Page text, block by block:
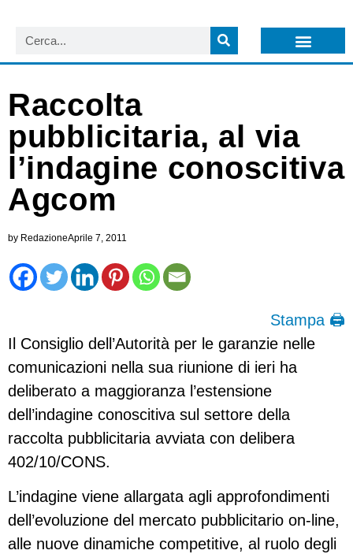
Raccolta
pubblicitaria, al via
l’indagine conoscitiva
Agcom
by RedazioneAprile 7, 2011
Stampa 🖨
Il Consiglio dell’Autorità per le garanzie nelle
comunicazioni nella sua riunione di ieri ha
deliberato a maggioranza l’estensione
dell’indagine conoscitiva sul settore della
raccolta pubblicitaria avviata con delibera
402/10/CONS.
L’indagine viene allargata agli approfondimenti
dell’evoluzione del mercato pubblicitario on-line,
alle nuove dinamiche competitive, al ruolo degli